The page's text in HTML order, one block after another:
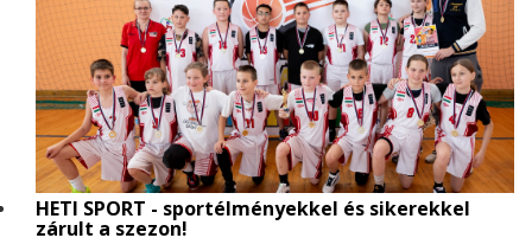
HETI SPORT - sportélményekkel és sikerekkel
zárult a szezon!